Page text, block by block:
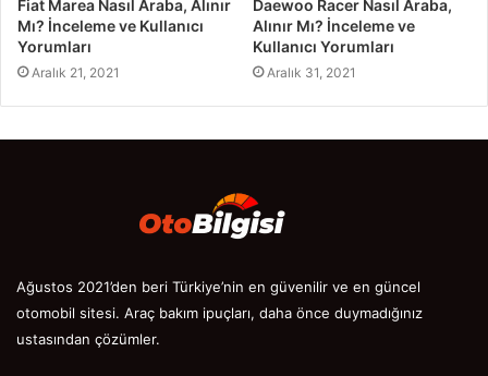
Fiat Marea Nasıl Araba, Alınır
Mı? İnceleme ve Kullanıcı
Yorumları
Aralık 21, 2021
Daewoo Racer Nasıl Araba,
Alınır Mı? İnceleme ve
Kullanıcı Yorumları
Aralık 31, 2021
Ağustos 2021’den beri Türkiye’nin en güvenilir ve en güncel
otomobil sitesi. Araç bakım ipuçları, daha önce duymadığınız
ustasından çözümler.